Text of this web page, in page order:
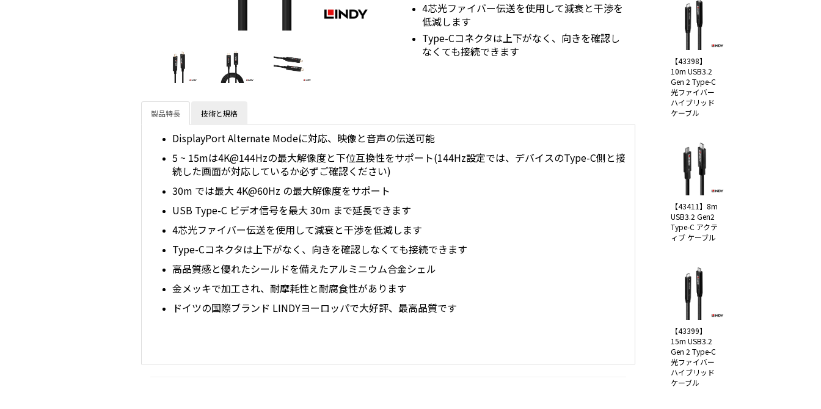
4芯光ファイバー伝送を使用して減衰と干渉を
低減します
Type-Cコネクタは上下がなく、向きを確認し
なくても接続できます
製品特長 技術と規格
DisplayPort Alternate Modeに対応、映像と音声の伝送可能
5 ~ 15mは4K@144Hzの最大解像度と下位互換性をサポート(144Hz設定では、デバイスのType-C側と接
続した画面が対応しているか必ずご確認ください)
30m では最大 4K@60Hz の最大解像度をサポート
USB Type-C ビデオ信号を最大 30m まで延長できます
4芯光ファイバー伝送を使用して減衰と干渉を低減します
Type-Cコネクタは上下がなく、向きを確認しなくても接続できます
高品質感と優れたシールドを備えたアルミニウム合金シェル
金メッキで加工され、耐摩耗性と耐腐食性があります
ドイツの国際ブランド LINDYヨーロッパで大好評、最高品質です
【43398】
10m USB3.2
Gen 2 Type-C
光ファイバー
ハイブリッド
ケーブル
【43411】8m
USB3.2 Gen2
Type-C アクテ
ィブ ケーブル
【43399】
15m USB3.2
Gen 2 Type-C
光ファイバー
ハイブリッド
ケーブル